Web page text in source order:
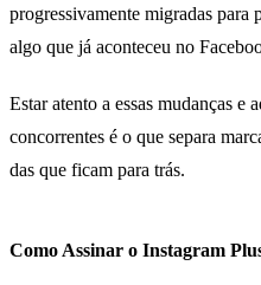
progressivamente migradas para
algo que já aconteceu no
Estar atento a essas mudanças e
concorrentes é o que separa
das que ficam para trás.
Como Assinar o Instagram